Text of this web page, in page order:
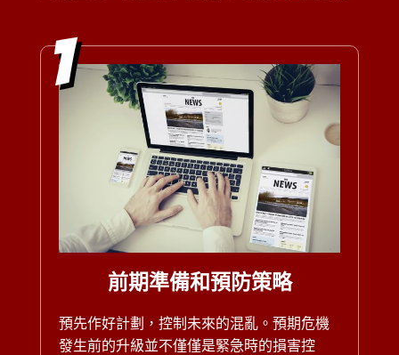
1
前期準備和預防策略
預先作好計劃，控制未來的混亂。預期危機
發生前的升級並不僅僅是緊急時的損害控